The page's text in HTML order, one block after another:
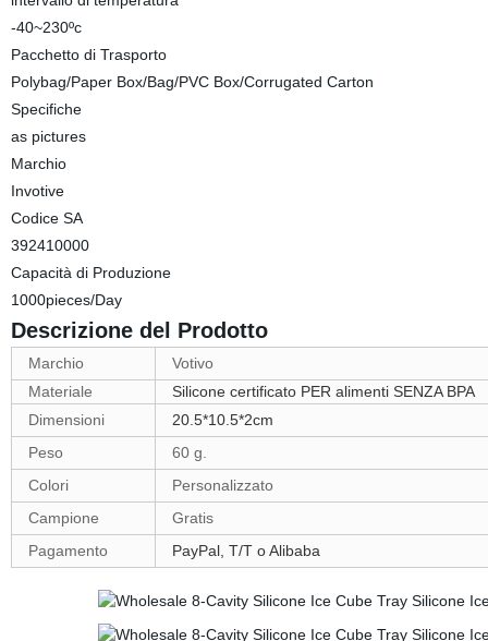
-40~230ºc
Pacchetto di Trasporto
Polybag/Paper Box/Bag/PVC Box/Corrugated Carton
Specifiche
as pictures
Marchio
Invotive
Codice SA
392410000
Capacità di Produzione
1000pieces/Day
Descrizione del Prodotto
Marchio
Votivo
Materiale
Silicone certificato PER alimenti SENZA BPA
Dimensioni
20.5*10.5*2cm
Peso
60 g.
Colori
Personalizzato
Campione
Gratis
Pagamento
PayPal, T/T o Alibaba